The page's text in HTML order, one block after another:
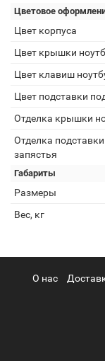
Цветовое
Цвет корпуса
Цвет крышки
Цвет клавиш
Цвет подставки
Отделка крышки
Отделка
запястья
Габариты
Размеры
Вес, кг
О нас